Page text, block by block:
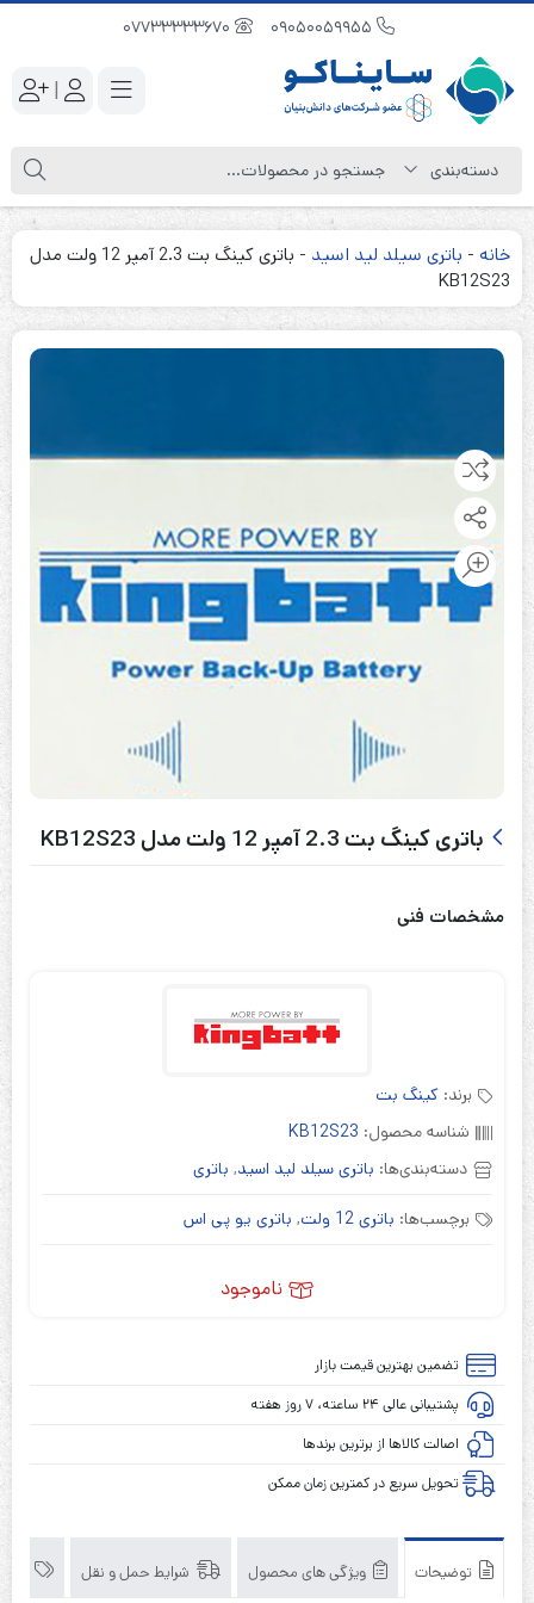
|
خانه - باتری سیلد لید اسید -
باتری کینگ بت 2.3 آمپر 12 ولت مدل
KB12S23
باتری کینگ بت 2.3 آمپر 12 ولت مدل KB12S23
مشخصات فنی
برند: کینگ بت
شناسه محصول: KB12S23
دسته‌بندی‌ها: باتری سیلد لید اسید, باتری
برچسب‌ها: باتری 12 ولت , باتری یو پی اس
ناموجود
تضمین بهترین قیمت بازار
پشتیبانی عالی ۲۴ ساعته، ۷ روز هفته
اصالت کالاها از برترین برندها
تحویل سریع در کمترین زمان ممکن
توضیحات ویژگی های محصول شرایط حمل و نقل